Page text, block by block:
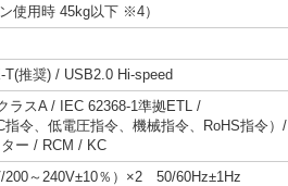
使用時 45kg以下 ※4）
T(推奨) / USB2.0 Hi-speed
ラスA / IEC 62368-1準拠ETL /
令、低電圧指令、機械指令、RoHS指令）/
ー / RCM / KC
200～240V±10％）×2 50/60Hz±1Hz